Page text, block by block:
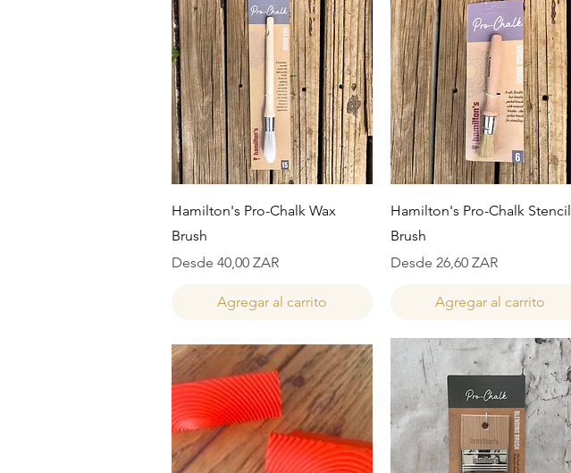
Vista rápida
Hamilton's Pro-Chalk Wax
Brush
Desde 40,00 ZAR
Precio de oferta
Agregar al carrito
Vista rápida
Hamilton's Pro-Chalk Stencil
Brush
Desde 26,60 ZAR
Precio de oferta
Agregar al carrito